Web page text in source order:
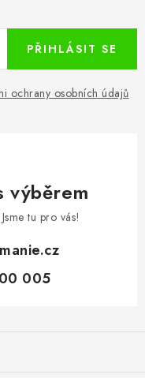
ochrany osobních údajů
PŘIHLÁSIT SE
výběrem
tu pro vás!
005